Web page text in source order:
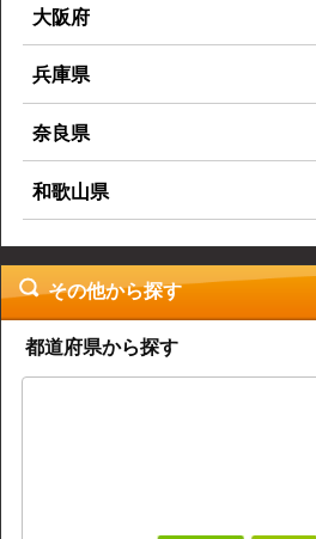
大阪府
兵庫県
奈良県
和歌山県
その他から探す
都道府県から探す